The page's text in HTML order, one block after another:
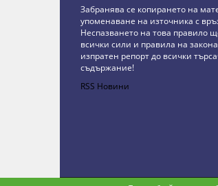
Забранява се копирането на
упоменаване на източника с
Неспазването на това правило
всички сили и правила на
изпратен репорт до всички
съдържание!
RSS Новини